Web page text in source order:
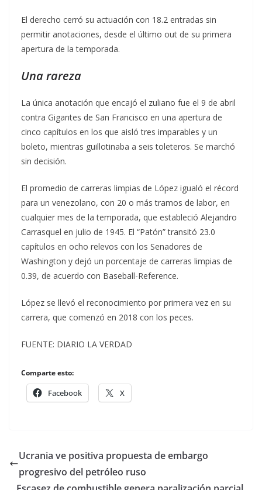
El derecho cerró su actuación con 18.2 entradas sin
permitir anotaciones, desde el último out de su primera
apertura de la temporada.
Una rareza
La única anotación que encajó el zuliano fue el 9 de abril
contra Gigantes de San Francisco en una apertura de
cinco capítulos en los que aisló tres imparables y un
boleto, mientras guillotinaba a seis toleteros. Se marchó
sin decisión.
El promedio de carreras limpias de López igualó el récord
para un venezolano, con 20 o más tramos de labor, en
cualquier mes de la temporada, que estableció Alejandro
Carrasquel en julio de 1945. El “Patón” transitó 23.0
capítulos en ocho relevos con los Senadores de
Washington y dejó un porcentaje de carreras limpias de
0.39, de acuerdo con Baseball-Reference.
López se llevó el reconocimiento por primera vez en su
carrera, que comenzó en 2018 con los peces.
FUENTE: DIARIO LA VERDAD
Comparte esto:
Facebook X
Ucrania ve positiva propuesta de embargo
progresivo del petróleo ruso